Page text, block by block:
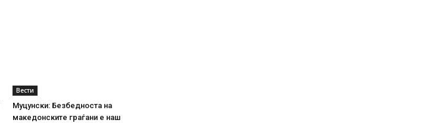
Вести
Муцунски: Безбедноста на
македонските граѓани е наш